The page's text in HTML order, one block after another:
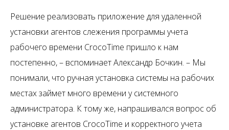
Решение реализовать приложение для удаленной
установки агентов слежения программы учета
рабочего времени CrocoTime пришло к нам
постепенно, – вспоминает Александр Бочкин. – Мы
понимали, что ручная установка системы на рабочих
местах займет много времени у системного
администратора. К тому же, напрашивался вопрос об
установке агентов CrocoTime и корректного учета